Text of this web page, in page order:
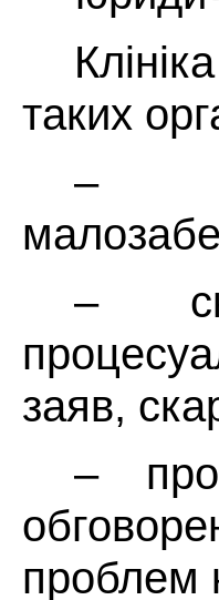
таких
–
–
заяв,
–
проблем